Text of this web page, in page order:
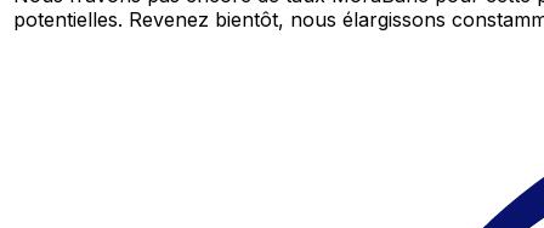
potentielles. Revenez bientôt, nous élargissons